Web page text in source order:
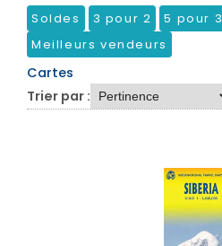
Soldes 3 pour 2
5 pour 3
Meilleurs vendeurs
Cartes
Trier par :